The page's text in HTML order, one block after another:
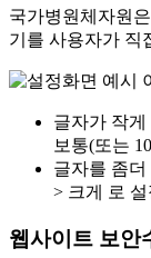
국가병원체자원
기를 사용자가 직
글자가 작
보통(또는
글자를 좀더
> 크게 로
웹사이트 보안